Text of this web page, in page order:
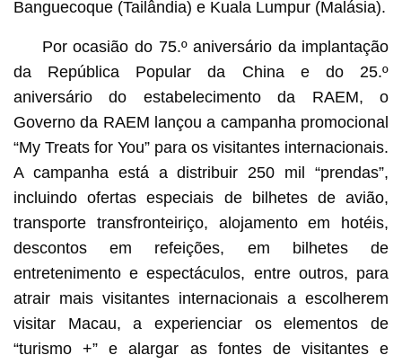
Banguecoque (Tailândia) e Kuala Lumpur (Malásia).
Por ocasião do 75.º aniversário da implantação
da República Popular da China e do 25.º
aniversário do estabelecimento da RAEM, o
Governo da RAEM lançou a campanha promocional
“My Treats for You” para os visitantes internacionais.
A campanha está a distribuir 250 mil “prendas”,
incluindo ofertas especiais de bilhetes de avião,
transporte transfronteiriço, alojamento em hotéis,
descontos em refeições, em bilhetes de
entretenimento e espectáculos, entre outros, para
atrair mais visitantes internacionais a escolherem
visitar Macau, a experienciar os elementos de
“turismo +” e alargar as fontes de visitantes e